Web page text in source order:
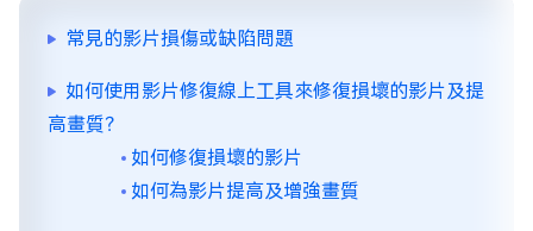
常見的影片損傷或缺陷問題
如何使用影片修復線上工具來修復損壞的影片及提
高畫質？
如何修復損壞的影片
如何為影片提高及增強畫質